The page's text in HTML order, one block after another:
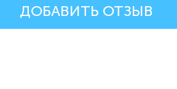
ДОБАВИТЬ ОТЗЫВ